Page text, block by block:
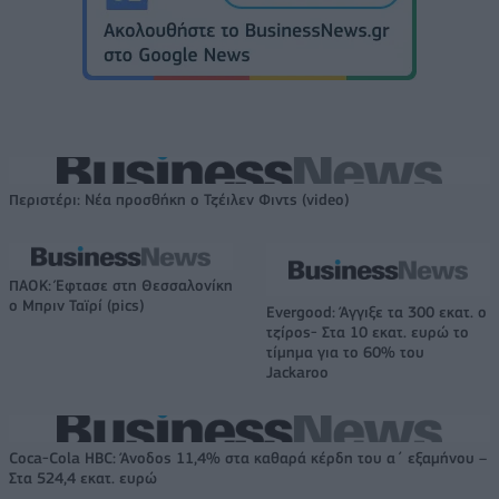
Περιστέρι: Νέα προσθήκη ο Τζέιλεν Φιντς (video)
ΠΑΟΚ: Έφτασε στη Θεσσαλονίκη
ο Μπριν Ταϊρί (pics)
Evergood: Άγγιξε τα 300 εκατ. ο
τζίρος- Στα 10 εκατ. ευρώ το
τίμημα για το 60% του
Jackaroo
Coca-Cola HBC: Άνοδος 11,4% στα καθαρά κέρδη του α΄ εξαμήνου –
Στα 524,4 εκατ. ευρώ